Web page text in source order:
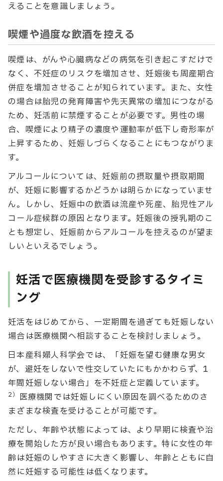
えることを意識しましょう。
喫煙や過度な飲酒を控える
喫煙は、がんや心臓病などの病気を引き起こすだけで
なく、不妊症のリスクを増加させ、妊娠後も周産期合
併症を増加させることが知られています。また、女性
の場合は胎児の発育障害や先天異常の増加につながる
ため、妊活前に禁煙することが必要です。男性の場
合、喫煙により精子の濃度や運動率が低下し奇形率が
上昇するため、妊娠しづらくなることにもつながりま
す。
アルコールについては、妊娠前の摂取量や摂取期間
が、妊娠に影響するかどうかは明らかになっていませ
ん。しかし、妊娠中の飲酒は流産や死産、胎児性アル
コール症候群の原因となります。妊娠後の授乳期のこ
とも想定し、妊娠前からアルコールを控えるのが望ま
しいといえるでしょう。
妊活で医療機関を受診するタイミ
ング
妊活をはじめてから、一定期間を過ぎても妊娠しない
場合は医療機関へ相談することを検討しましょう。
日本産科婦人科学会では、「妊娠を望む健康な男女
が、避妊をしないで性交していたにもかかわらず、1
年間妊娠しない場合」を不妊症と定義しています。
2）
医療機関では妊娠しにくい原因を調べるためのさ
まざまな検査を受けることが可能です。
ただし、年齢や状態によっては、より早期に検査や治
療を開始した方が良い場合もあります。特に女性の年
齢は妊娠のしやすさに大きく影響し、年齢とともに自
然に妊娠する可能性は低くなります。